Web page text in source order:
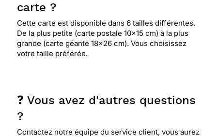
carte ?
Cette carte est disponible dans 6 tailles différentes.
De la plus petite (carte postale 10x15 cm) à la plus
grande (carte géante 18x26 cm). Vous choisissez
votre taille préférée.
❓ Vous avez d'autres questions
?
Contactez notre équipe du service client, vous aurez